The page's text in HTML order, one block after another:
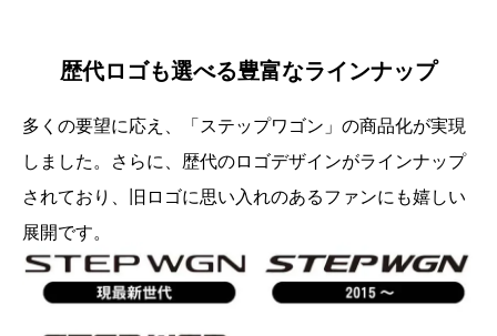
歴代ロゴも選べる豊富なラインナップ
多くの要望に応え、「ステップワゴン」の商品化が実現
しました。さらに、歴代のロゴデザインがラインナップ
されており、旧ロゴに思い入れのあるファンにも嬉しい
展開です。